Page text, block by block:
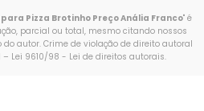
Pizza Brotinho Preço Anália Franco" é
parcial ou total, mesmo citando nossos
autor. Crime de violação de direito autoral
– Lei 9610/98 - Lei de direitos autorais.